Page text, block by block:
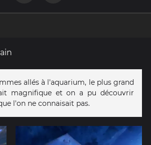
allés à l'aquarium, le plus grand
magnifique et on a pu découvrir
l'on ne connaisait pas.